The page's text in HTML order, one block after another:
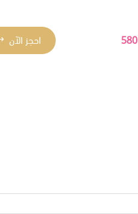
580 احجز الآن